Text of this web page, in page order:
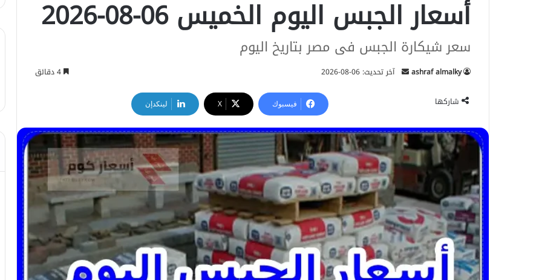
أسعار الجبس اليوم الخميس 06-08-2026
سعر شيكارة الجبس فى مصر بتاريخ اليوم
ashraf almalky
ب
ي
ا
إ
ل
ك
ت
ر
و
آخر تحديث: 06-08-2026
شاركها فيسبوك ‫X لينكدإن